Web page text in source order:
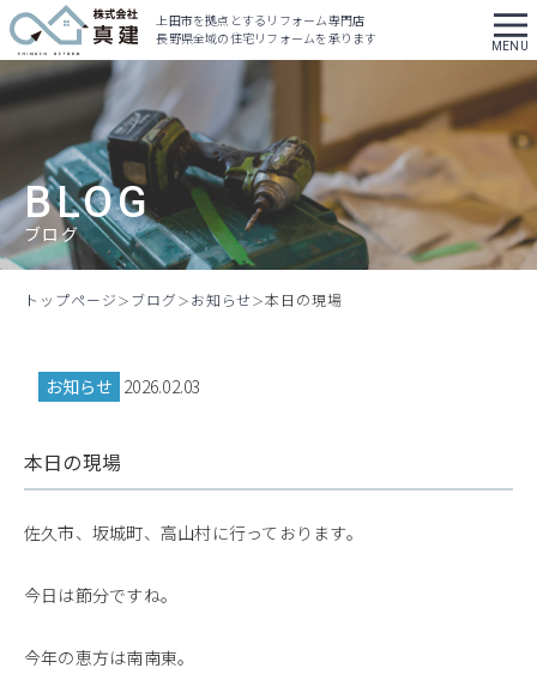
上田市を拠点とするリフォーム専門店
長野県全域の住宅リフォームを承ります
BLOG
ブログ
トップページ ブログ お知らせ 本日の現場
お知らせ 2026.02.03
本日の現場
佐久市、坂城町、高山村に行っております。
今日は節分ですね。
今年の恵方は南南東。